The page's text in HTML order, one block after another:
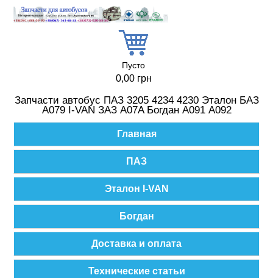
Пусто
0,00 грн
Запчасти автобус ПАЗ 3205 4234 4230 Эталон БАЗ
А079 I-VAN ЗАЗ A07A Богдан А091 А092
Главная
ПАЗ
Эталон I-VAN
Богдан
Доставка и оплата
Технические статьи